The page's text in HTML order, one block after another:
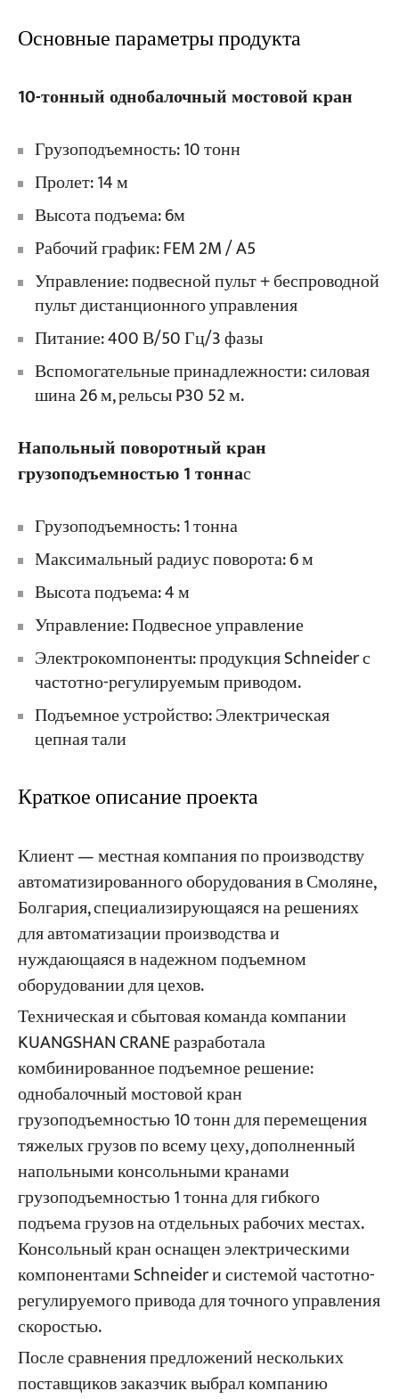
Основные параметры продукта
10-тонный однобалочный мостовой кран
Грузоподъемность: 10 тонн
Пролет: 14 м
Высота подъема: 6м
Рабочий график: FEM 2M / A5
Управление: подвесной пульт + беспроводной
пульт дистанционного управления
Питание: 400 В/50 Гц/3 фазы
Вспомогательные принадлежности: силовая
шина 26 м, рельсы P30 52 м.
Напольный поворотный кран
грузоподъемностью 1 тоннас
Грузоподъемность: 1 тонна
Максимальный радиус поворота: 6 м
Высота подъема: 4 м
Управление: Подвесное управление
Электрокомпоненты: продукция Schneider с
частотно-регулируемым приводом.
Подъемное устройство: Электрическая
цепная тали
Краткое описание проекта
Клиент — местная компания по производству
автоматизированного оборудования в Смоляне,
Болгария, специализирующаяся на решениях
для автоматизации производства и
нуждающаяся в надежном подъемном
оборудовании для цехов.
Техническая и сбытовая команда компании
KUANGSHAN CRANE разработала
комбинированное подъемное решение:
однобалочный мостовой кран
грузоподъемностью 10 тонн для перемещения
тяжелых грузов по всему цеху, дополненный
напольными консольными кранами
грузоподъемностью 1 тонна для гибкого
подъема грузов на отдельных рабочих местах.
Консольный кран оснащен электрическими
компонентами Schneider и системой частотно-
регулируемого привода для точного управления
скоростью.
После сравнения предложений нескольких
поставщиков заказчик выбрал компанию